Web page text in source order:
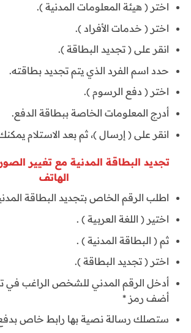
اختر ( هيئة المعلومات المدنية ).
اختر ( خدمات الأفراد ).
انقر على ( تجديد البطاقة ).
حدد اسم الفرد الذي يتم تجديد بطاقته.
اختر ( دفع الرسوم ).
أدرج المعلومات الخاصة ببطاقة الدفع.
انقر على ( إرسال )، ثم بعد الاستلام
تجديد البطاقة المدنية مع تغيير
الهاتف
اطلب الرقم الخاص بتجديد البطاقة المدنية
اختير ( اللغة العربية ) .
ثم ( البطاقة المدنية ) .
اختر ( تجديد البطاقة ).
أدخل الرقم المدني للشخص الراغب في
أضف رمز *
ستصلك رسالة نصية بها رابط خاص